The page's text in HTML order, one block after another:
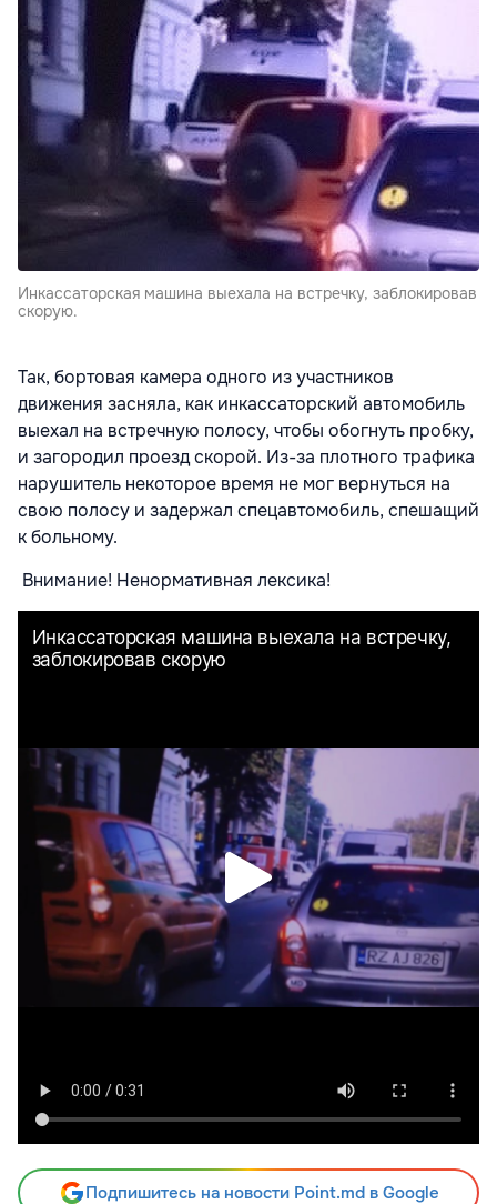
Инкассаторская машина выехала на встречку, заблокировав
скорую.
Так, бортовая камера одного из участников
движения засняла, как инкассаторский автомобиль
выехал на встречную полосу, чтобы обогнуть пробку,
и загородил проезд скорой. Из-за плотного трафика
нарушитель некоторое время не мог вернуться на
свою полосу и задержал спецавтомобиль, спешащий
к больному.
Внимание! Ненормативная лексика!
Подпишитесь на новости Point.md в Google